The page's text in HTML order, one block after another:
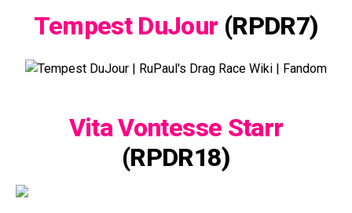
Tempest DuJour (RPDR7)
Vita Vontesse Starr
(RPDR18)